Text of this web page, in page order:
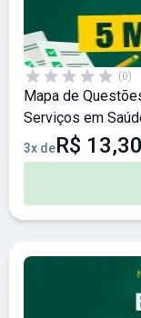
(0)
Mapa de
Serviços em
3x deR$ 13,30